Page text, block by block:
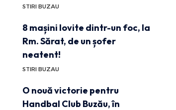
STIRI BUZAU
8 mașini lovite dintr-un foc, la
Rm. Sărat, de un șofer
neatent!
STIRI BUZAU
O nouă victorie pentru
Handbal Club Buzău, în